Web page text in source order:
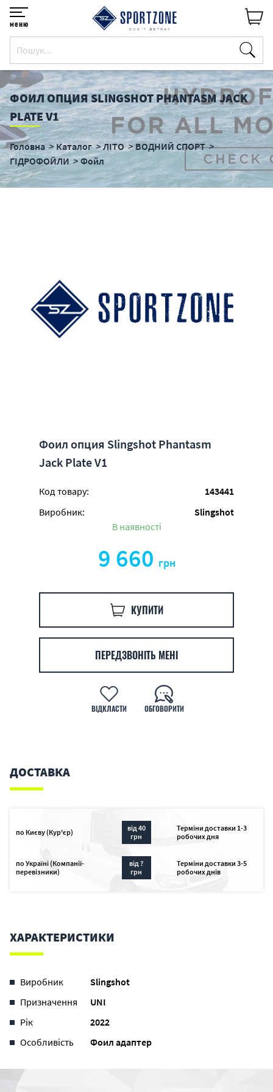
меню
ФОИЛ ОПЦИЯ SLINGSHOT PHANTASM JACK
PLATE V1
Головна Каталог ЛІТО
ВОДНИЙ СПОРТ
ГІДРОФОЙЛИ
Фойл
Фоил опция Slingshot Phantasm
Jack Plate V1
Код товару:
143441
Виробник:
Slingshot
В наявності
9 660 грн
КУПИТИ
ПЕРЕДЗВОНІТЬ МЕНІ
ВІДКЛАСТИ ОБГОВОРИТИ
ДОСТАВКА
по Києву (Кур'єр)
від 40
грн
Терміни доставки 1-3
робочих дня
по Україні (Компанії-
перевізники)
від ?
грн
Терміни доставки 3-5
робочих днів
ХАРАКТЕРИСТИКИ
Виробник
Slingshot
Призначення
UNI
Рік
2022
Особливість
Фоил адаптер